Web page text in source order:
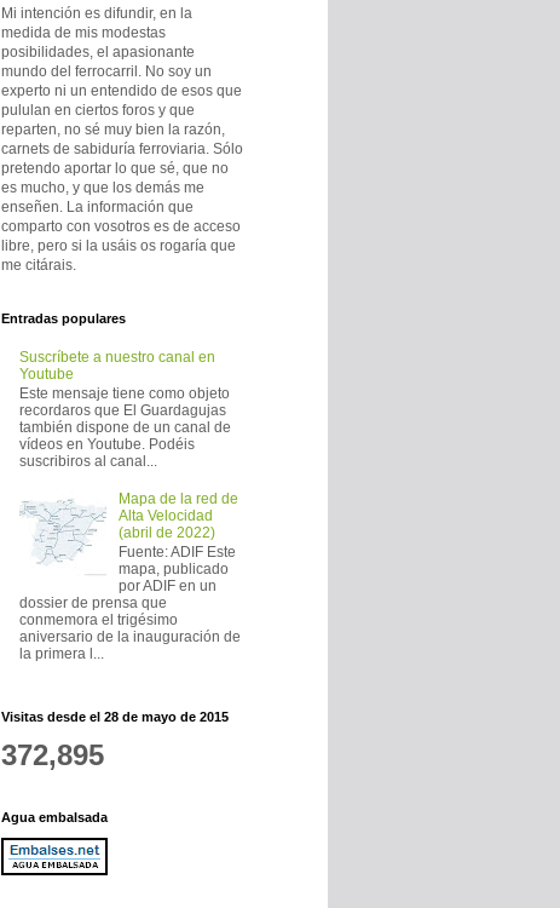
Mi intención es difundir, en la
medida de mis modestas
posibilidades, el apasionante
mundo del ferrocarril. No soy un
experto ni un entendido de esos que
pululan en ciertos foros y que
reparten, no sé muy bien la razón,
carnets de sabiduría ferroviaria. Sólo
pretendo aportar lo que sé, que no
es mucho, y que los demás me
enseñen. La información que
comparto con vosotros es de acceso
libre, pero si la usáis os rogaría que
me citárais.
Entradas populares
Suscríbete a nuestro canal en
Youtube
Este mensaje tiene como objeto
recordaros que El Guardagujas
también dispone de un canal de
vídeos en Youtube. Podéis
suscribiros al canal...
Mapa de la red de
Alta Velocidad
(abril de 2022)
Fuente: ADIF Este
mapa, publicado
por ADIF en un
dossier de prensa que
conmemora el trigésimo
aniversario de la inauguración de
la primera l...
Visitas desde el 28 de mayo de 2015
372,895
Agua embalsada